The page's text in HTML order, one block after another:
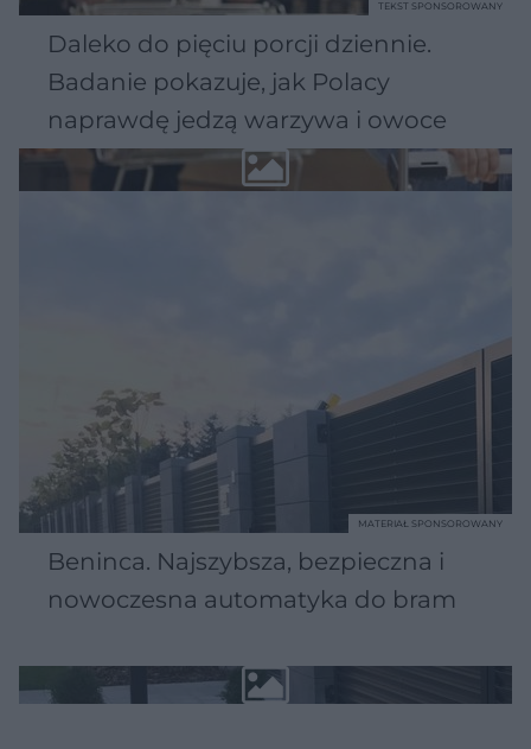
Daleko do pięciu porcji dziennie.
Badanie pokazuje, jak Polacy
naprawdę jedzą warzywa i owoce
TEKST SPONSOROWANY
Beninca. Najszybsza, bezpieczna i
nowoczesna automatyka do bram
MATERIAŁ SPONSOROWANY